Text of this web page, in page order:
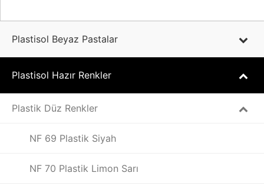
Plastisol Beyaz Pastalar
Plastisol Hazır Renkler
Plastik Düz Renkler
NF 69 Plastik Siyah
NF 70 Plastik Limon Sarı